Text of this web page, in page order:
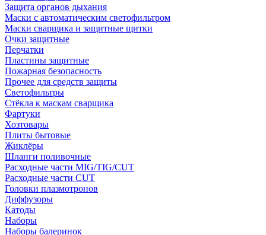
Защита органов дыхания
Маски с автоматическим светофильтром
Маски сварщика и защитные щитки
Очки защитные
Перчатки
Пластины защитные
Пожарная безопасность
Прочее для средств защиты
Светофильтры
Стёкла к маскам сварщика
Фартуки
Хозтовары
Плиты бытовые
Жиклёры
Шланги поливочные
Расходные части MIG/TIG/CUT
Расходные части CUT
Головки плазмотронов
Диффузоры
Катоды
Наборы
Наборы балеринок